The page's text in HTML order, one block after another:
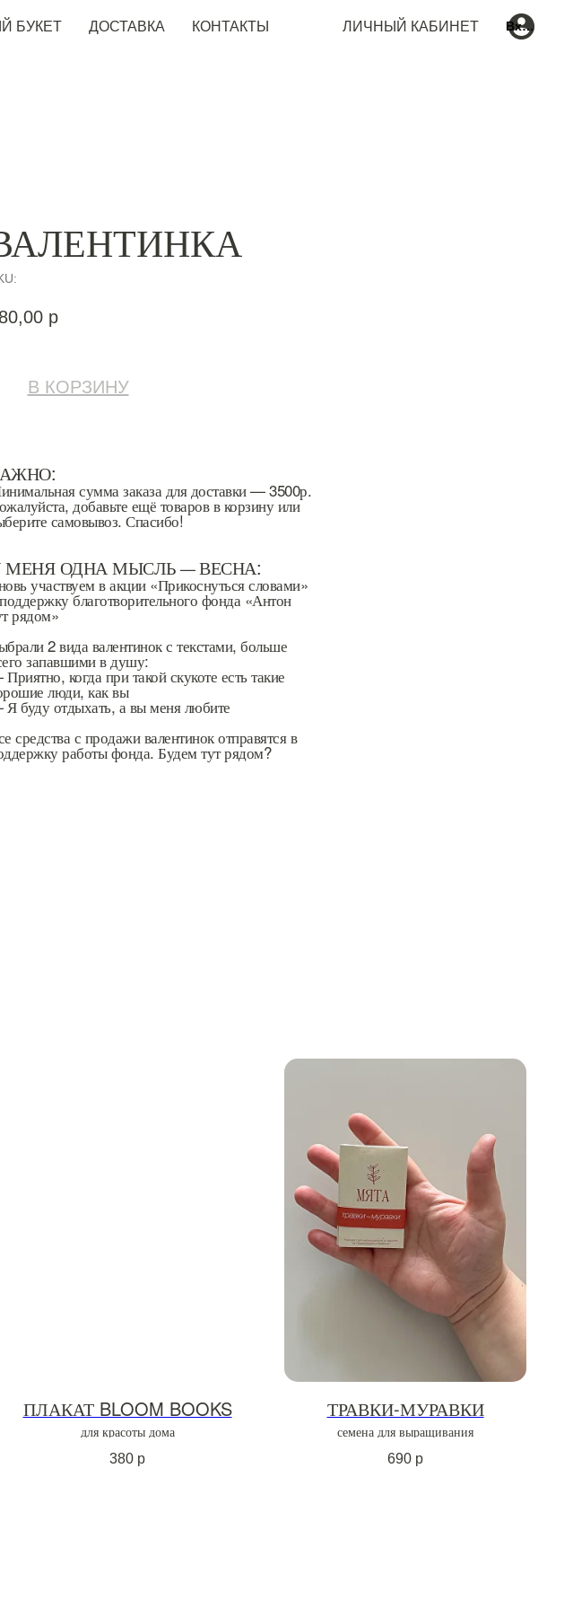
БУКЕТ ДОСТАВКА КОНТАКТЫ ЛИЧНЫЙ КАБИНЕТ Вход
р
В КОРЗИНУ
сумма заказа для доставки — 3500р.
добавьте ещё товаров в корзину или
самовывоз. Спасибо!
МЕНЯ ОДНА МЫСЛЬ—ВЕСНА:
участвуем в акции «Прикоснуться словами»
благотворительного фонда «Антон
рядом»
2 вида валентинок с текстами, больше
запавшими в душу:
когда при такой скукоте есть такие
люди, как вы
буду отдыхать, а вы меня любите
средства с продажи валентинок отправятся в
работы фонда. Будем тут рядом?
ПЛАКАТ BLOOM BOOKS
для красоты дома
380 р
ТРАВКИ-МУРАВКИ
семена для выращивания
690 р